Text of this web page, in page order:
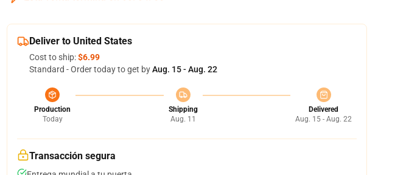
Deliver to United States
Cost to ship:$6.99
Standard - Order today to get byAug. 15 - Aug. 22
Production
Today
Shipping
Aug. 11
Delivered
Aug. 15 - Aug. 22
Transacción segura